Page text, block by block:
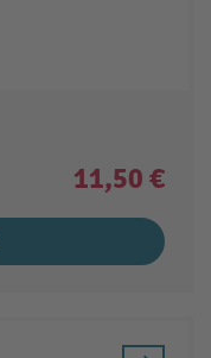
11,50 €